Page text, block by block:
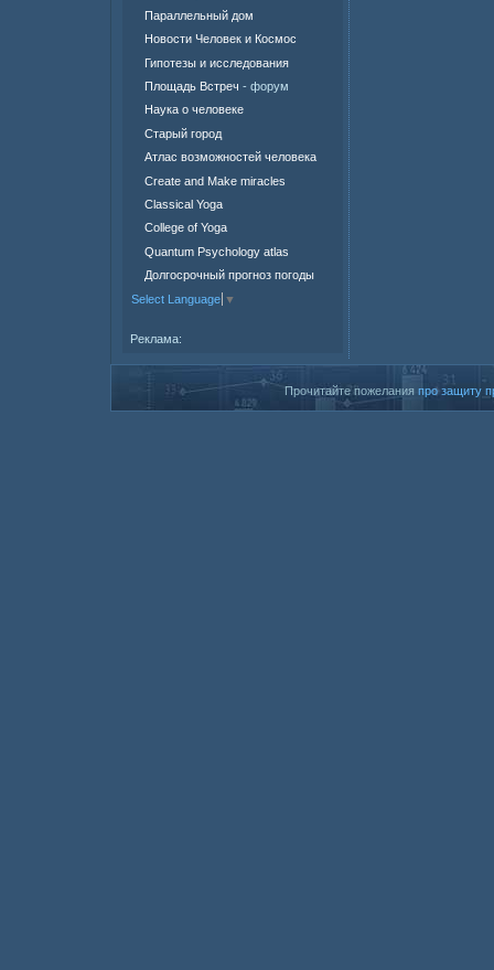
Параллельный дом
Новости Человек и Космос
Гипотезы и исследования
Площадь Встреч - форум
Наука о человеке
Старый город
Атлас возможностей человека
Create and Make miracles
Classical Yoga
College of Yoga
Quantum Psychology atlas
Долгосрочный прогноз погоды
Select Language ▼
Реклама:
Прочитайте пожелания про защиту